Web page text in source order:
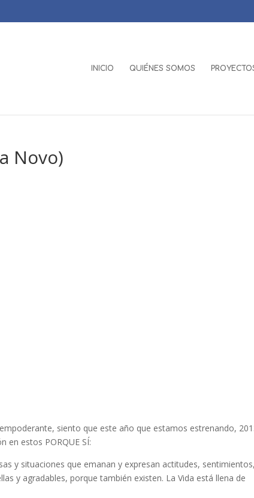
INICIO QUIÉNES SOMOS
Novo)
siento que este año que estamos estrenando,
en estos PORQUE SÍ:
y situaciones que emanan y expresan actitudes, sentimientos,
y agradables, porque también existen. La Vida está llena de